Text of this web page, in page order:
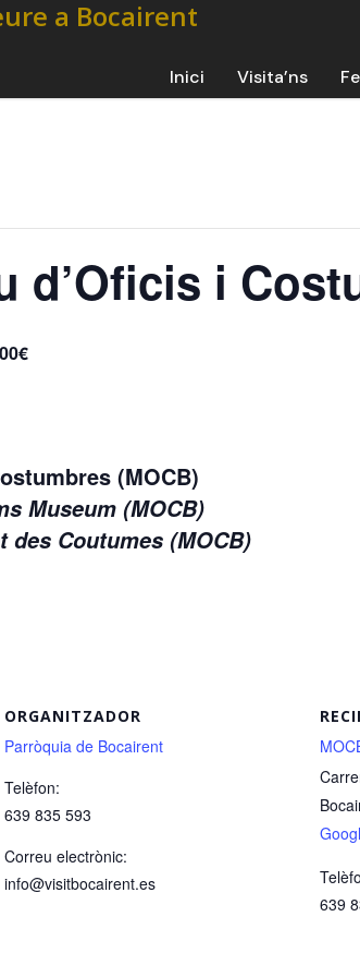
Inici Visita’ns
d’Oficis i
(MOCB)
Museum (MOCB)
des Coutumes (MOCB)
ORGANITZADOR
Parròquia de Bocairent
Telèfon:
639 835 593
Correu electrònic:
info@visitbocairent.es
639